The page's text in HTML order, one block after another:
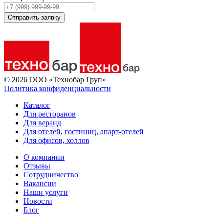
Отправить заявку
© 2026 ООО «Технобар Груп»
Политика конфиденциальности
Каталог
Для ресторанов
Для веранд
Для отелей, гостиниц, апарт-отелей
Для офисов, холлов
О компании
Отзывы
Сотрудничество
Вакансии
Наши услуги
Новости
Блог